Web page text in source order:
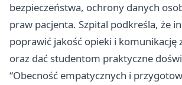
bezpieczeństwa, ochrony danych
praw pacjenta. Szpital podkreśla, że
poprawić jakość opieki i komunikację
oraz dać studentom praktyczne
“Obecność empatycznych i